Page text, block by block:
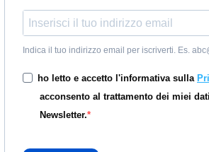
Indica il tuo indirizzo email per iscriverti. Es.
ho letto e accetto l'informativa sulla
acconsento al trattamento dei miei
Newsletter.